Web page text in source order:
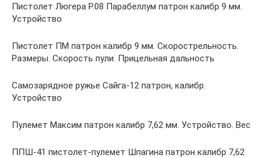
Пистолет Люгера Р.08 Парабеллум патрон калибр 9 мм.
Устройство
Пистолет ПМ патрон калибр 9 мм. Скорострельность.
Размеры. Скорость пули. Прицельная дальность
Самозарядное ружье Сайга-12 патрон, калибр.
Устройство
Пулемет Максим патрон калибр 7,62 мм. Устройство. Вес
ППШ-41 пистолет-пулемет Шпагина патрон калибр 7,62